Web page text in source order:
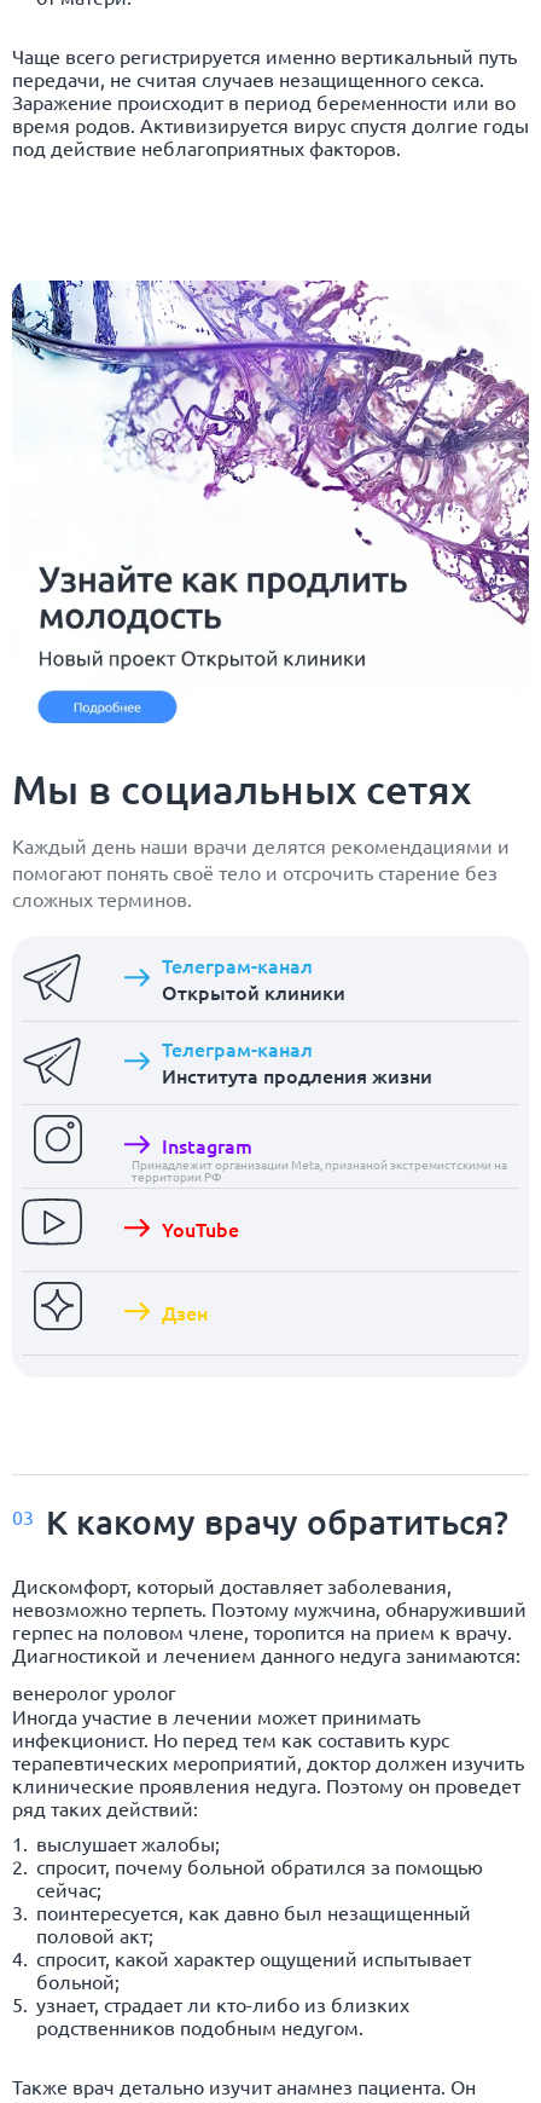
Чаще всего регистрируется именно вертикальный путь
передачи, не считая случаев незащищенного секса.
Заражение происходит в период беременности или во
время родов. Активизируется вирус спустя долгие годы
под действие неблагоприятных факторов.
Мы в социальных сетях
Каждый день наши врачи делятся рекомендациями и
помогают понять своё тело и отсрочить старение без
сложных терминов.
Телеграм-канал
Открытой клиники
Телеграм-канал
Института продления жизни
Instagram
Принадлежит организации Meta, признаной экстремистскими на
территории РФ
YouTube
Дзен
03 К какому врачу обратиться?
Дискомфорт, который доставляет заболевания,
невозможно терпеть. Поэтому мужчина, обнаруживший
герпес на половом члене, торопится на прием к врачу.
Диагностикой и лечением данного недуга занимаются:
венеролог уролог
Иногда участие в лечении может принимать
инфекционист. Но перед тем как составить курс
терапевтических мероприятий, доктор должен изучить
клинические проявления недуга. Поэтому он проведет
ряд таких действий:
выслушает жалобы;
спросит, почему больной обратился за помощью
сейчас;
поинтересуется, как давно был незащищенный
половой акт;
спросит, какой характер ощущений испытывает
больной;
узнает, страдает ли кто-либо из близких
родственников подобным недугом.
Также врач детально изучит анамнез пациента. Он